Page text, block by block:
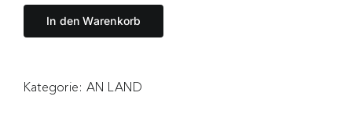
In den Warenkorb
Kategorie: AN LAND